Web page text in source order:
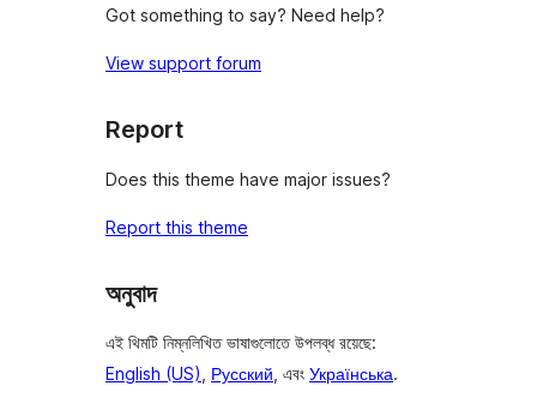
Got something to say? Need help?
View support forum
Report
Does this theme have major issues?
Report this theme
অনুবাদ
এই থিমটি নিম্নলিখিত ভাষাগুলোতে উপলব্ধ রয়েছে:
English (US), Русский, এবং Українська.